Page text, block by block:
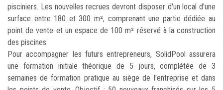
pisciniers. Les nouvelles recrues devront disposer d'un local d'une
surface entre 180 et 300 m², comprenant une partie dédiée au
point de vente et un espace de 100 m² réservé à la construction
des piscines.
Pour accompagner les futurs entrepreneurs, SolidPool assurera
une formation initiale théorique de 5 jours, complétée de 3
semaines de formation pratique au siège de l'entreprise et dans